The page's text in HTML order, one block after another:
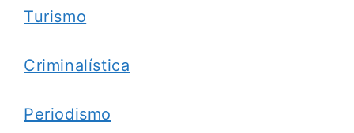
Turismo
Criminalística
Periodismo